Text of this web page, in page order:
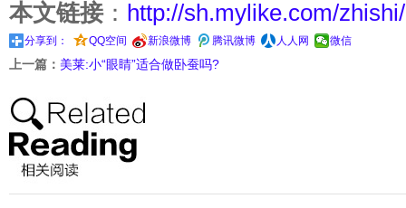
本文链接： http://sh.mylike.com/
分享到： QQ空间 新浪微博 腾讯微博 人人网 微信
上一篇： 美莱:小“眼睛”适合做卧蚕吗?